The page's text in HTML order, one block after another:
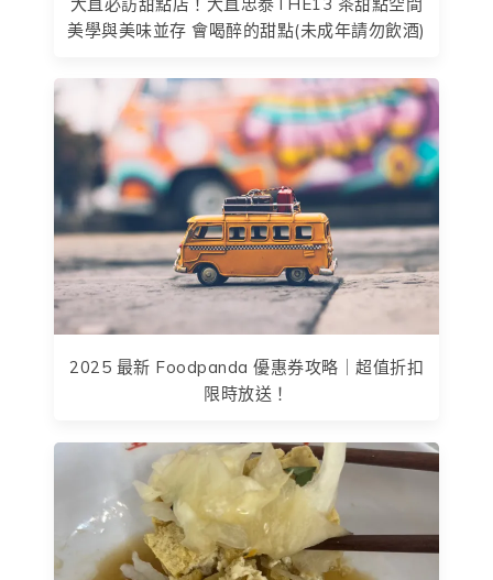
美學與美味並存 會喝醉的甜點(未成年請勿飲酒)
2025 最新 Foodpanda 優惠券攻略｜超值折扣
限時放送！